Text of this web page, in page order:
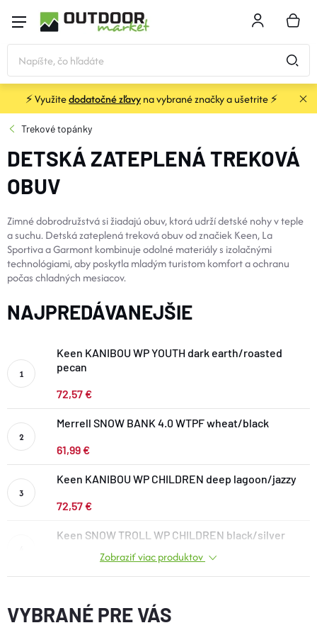
obsah
KOŠÍK
STANY a PRÍSTREŠKY
SPACÁKY
BATOHY a TAŠKY
OBLEČENIE
VYBAVENIE
TOPÁNKY a PONOŽKY
CYKLISTIKA
Obchodné podmienky
Reklamácie
Zľavové kódy Blog
⚡ Využitedodatočné zľavyna vybrané značky a ušetrite ⚡
Trekové topánky
DETSKÁ ZATEPLENÁ TREKOVÁ
OBUV
Zimné dobrodružstvá si žiadajú obuv, ktorá udrží detské nohy v teple
a suchu. Detská zateplená treková obuv od značiek Keen, La
Sportiva a Garmont kombinuje odolné materiály s izolačnými
technológiami, aby poskytla mladým turistom komfort a ochranu
počas chladných mesiacov.
NAJPREDÁVANEJŠIE
Keen KANIBOU WP YOUTH dark earth/roasted
pecan
72,57 €
Merrell SNOW BANK 4.0 WTPF wheat/black
61,99 €
Keen KANIBOU WP CHILDREN deep lagoon/jazzy
72,57 €
Keen SNOW TROLL WP CHILDREN black/silver
Zobraziť viac produktov
VYBRANÉ PRE VÁS